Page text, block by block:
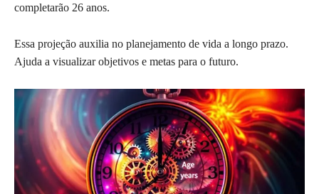
completarão 26 anos.
Essa projeção auxilia no planejamento de vida a longo prazo.
Ajuda a visualizar objetivos e metas para o futuro.